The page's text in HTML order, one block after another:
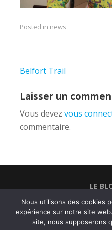
Posted in news
Navigation
l’article
Belfort Trail
Laisser un
Vous devez vous
commentaire.
LE
COPYRIGHT © 2026
Nous utilisons des cookies
expérience sur notre site
site, nous supposerons